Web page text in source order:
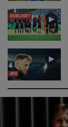
EKSKLUSIVT ►
AVIS
►